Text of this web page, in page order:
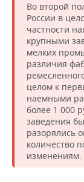
Во второй
России в
частности
крупными
мелких
различия
целом к
наемными
более 1 000
заведения
разорялись
количество
изменениям.